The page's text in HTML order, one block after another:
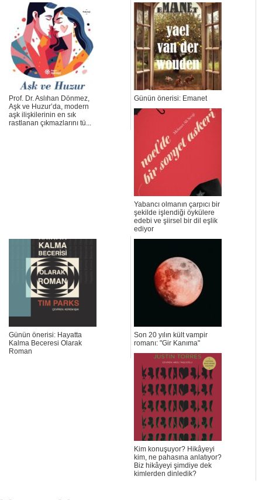
Prof. Dr. Aslıhan Dönmez,
Aşk ve Huzur’da, modern
aşk ilişkilerinin en sık
rastlanan çıkmazlarını tü...
Günün önerisi: Emanet
Yabancı olmanın çarpıcı bir
şekilde işlendiği öykülere
edebi ve şiirsel bir dil eşlik
ediyor
Günün önerisi: Hayatta
Kalma Beceresi Olarak
Roman
Son 20 yılın kült vampir
romanı: "Gir Kanıma"
Kim konuşuyor? Hikâyeyi
kim, ne pahasına anlatıyor?
Biz hikâyeyi şimdiye dek
kimlerden dinledik?